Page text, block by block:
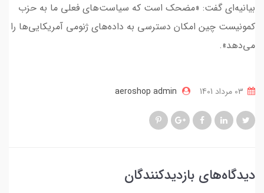
بیانیه‌ای گفت: «مضحک است که سیاست‌های فعلی ما به حزب
کمونیست چین امکان دسترسی به داده‌های ژنومی آمریکایی‌ها را
می‌دهد».
aeroshop admin
دیدگاه‌های بازدیدکنندگان